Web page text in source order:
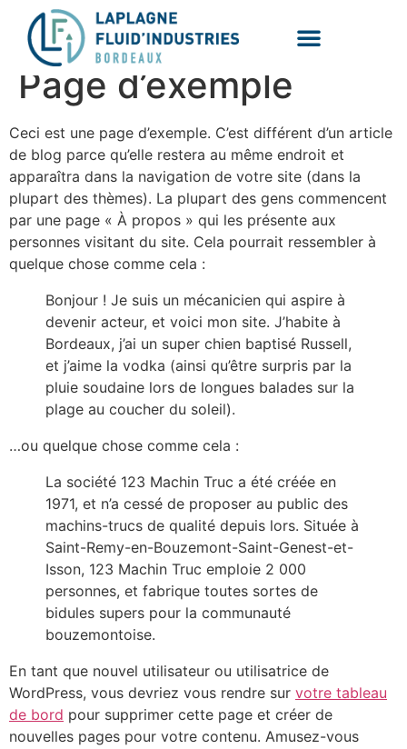
Page d’exemple
Ceci est une page d’exemple. C’est différent d’un article
de blog parce qu’elle restera au même endroit et
apparaîtra dans la navigation de votre site (dans la
plupart des thèmes). La plupart des gens commencent
par une page « À propos » qui les présente aux
personnes visitant du site. Cela pourrait ressembler à
quelque chose comme cela :
Bonjour ! Je suis un mécanicien qui aspire à
devenir acteur, et voici mon site. J’habite à
Bordeaux, j’ai un super chien baptisé Russell,
et j’aime la vodka (ainsi qu’être surpris par la
pluie soudaine lors de longues balades sur la
plage au coucher du soleil).
…ou quelque chose comme cela :
La société 123 Machin Truc a été créée en
1971, et n’a cessé de proposer au public des
machins-trucs de qualité depuis lors. Située à
Saint-Remy-en-Bouzemont-Saint-Genest-et-
Isson, 123 Machin Truc emploie 2 000
personnes, et fabrique toutes sortes de
bidules supers pour la communauté
bouzemontoise.
En tant que nouvel utilisateur ou utilisatrice de
WordPress, vous devriez vous rendre sur votre tableau
de bord pour supprimer cette page et créer de
nouvelles pages pour votre contenu. Amusez-vous